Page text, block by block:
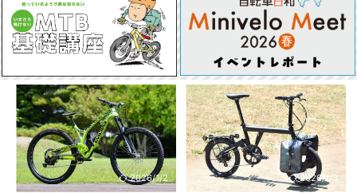
2026/1/2 2026/1/3